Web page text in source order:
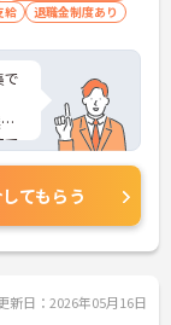
給 退職金制度あり
で
で
てもらう
新日：2026年05月16日